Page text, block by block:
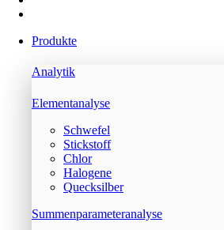
Produkte
Analytik
Elementanalyse
Schwefel
Stickstoff
Chlor
Halogene
Quecksilber
Summenparameteranalyse